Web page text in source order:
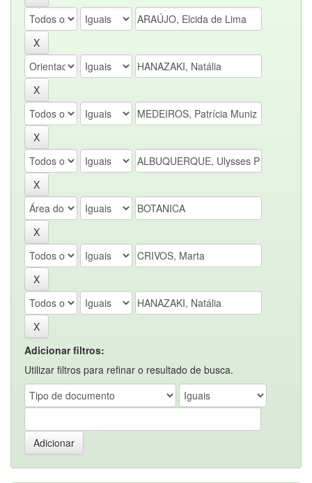
Adicionar filtros:
Utilizar filtros para refinar o resultado de busca.